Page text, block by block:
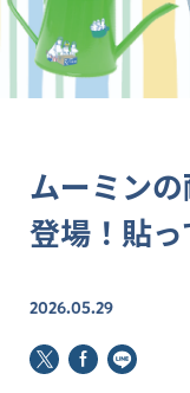
ムーミン
登場！貼
2026.05.29